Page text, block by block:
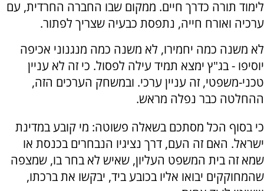
לימוד תורה כדרך חיים. ממקום שבו החברה החרדית, עם
ערכיה ואורח חייה, נתפסת כבעיה שצריך לפתור.
לא משנה כמה יחמירו, לא משנה כמה מנגנוני אכיפה
יוסיפו - בג"ץ ימצא תמיד עילה לפסול. כי זה לא עניין
טכני-משפטי, זה עניין ערכי. ובמשחק הערכים הזה,
ההחלטה כבר נפלה מראש.
כי בסוף הכל מסתכם בשאלה פשוטה: מי קובע במדינת
ישראל. האם זה העם, דרך נציגיו הנבחרים בכנסת או
שמא זה בית המשפט העליון, שאיש לא בחר בו, שמצפה
שהמחוקקים יבואו אליו בכובע ביד, יבקשו את ברכתו,